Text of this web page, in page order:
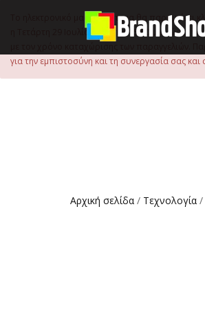
Το ηλεκτρονικό μας κατάστημα θα παραμείνει
η Τετάρτη 29 Ιουλίου, έως τις 15:00 μ.μ., ώστε
με τον χρόνο καταχώρισης των παραγγελιών.
για την εμπιστοσύνη και τη συνεργασία σας
Αρχική σελίδα / Τεχνολογία /